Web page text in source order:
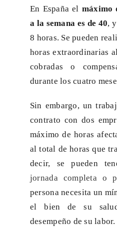
En España el máximo
a la semana es de 40,
8 horas. Se pueden
horas extraordinarias
cobradas o
durante los cuatro
Sin embargo, un
contrato con dos
máximo de horas
al total de horas que
decir, se pueden
jornada completa o
persona necesita un
el bien de su
desempeño de su labor.